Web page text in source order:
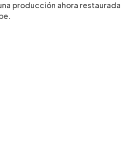
producción ahora restaurada